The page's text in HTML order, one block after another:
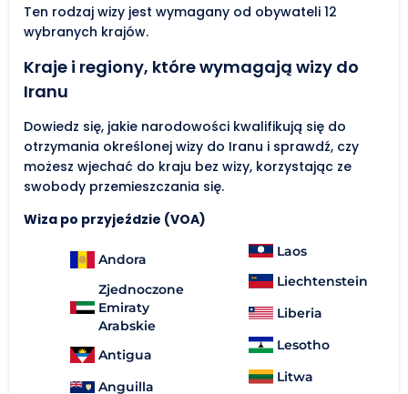
Ten rodzaj wizy jest wymagany od obywateli 12
wybranych krajów.
Kraje i regiony, które wymagają wizy do
Iranu
Dowiedz się, jakie narodowości kwalifikują się do
otrzymania określonej wizy do Iranu i sprawdź, czy
możesz wjechać do kraju bez wizy, korzystając ze
swobody przemieszczania się.
Wiza po przyjeździe (VOA)
Andora
Zjednoczone
Emiraty
Arabskie
Antigua
Anguilla
Laos
Liechtenstein
Liberia
Lesotho
Litwa